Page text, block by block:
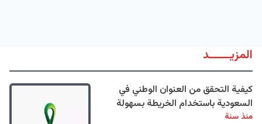
المزيــــــد
كيفية التحقق من العنوان الوطني في
السعودية باستخدام الخريطة بسهولة
منذ سنة